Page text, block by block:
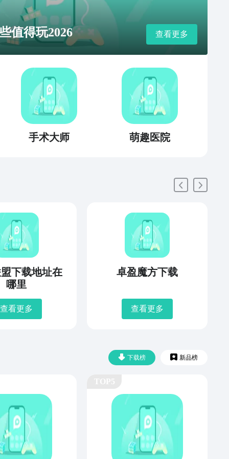
值得玩2026 查看更多
手术大师 萌趣医院
下载地址在
哪里
查看更多
卓盈魔方下载
查看更多
下载榜 新品榜